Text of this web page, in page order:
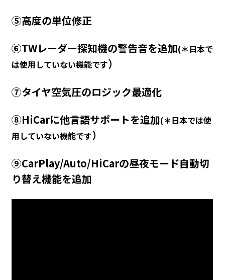
⑤高度の単位修正
⑥TWレーダー探知機の警告音を追加(＊日本で
は使用していない機能です）
⑦タイヤ空気圧のロジック最適化
⑧HiCarに他言語サポートを追加(＊日本では使
用していない機能です）
⑨CarPlay/Auto/HiCarの昼夜モード自動切
り替え機能を追加